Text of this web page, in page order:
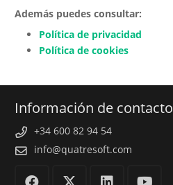
Además puedes consultar:
Política de privacidad
Política de cookies
Información de contacto
+34 600 82 94 54
info@quatresoft.com